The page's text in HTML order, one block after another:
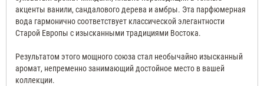
акценты ванили, сандалового дерева и амбры. Эта парфюмерная
вода гармонично соответствует классической элегантности
Старой Европы с изысканными традициями Востока.
Результатом этого мощного союза стал необычайно изысканный
аромат, непременно занимающий достойное место в вашей
коллекции.